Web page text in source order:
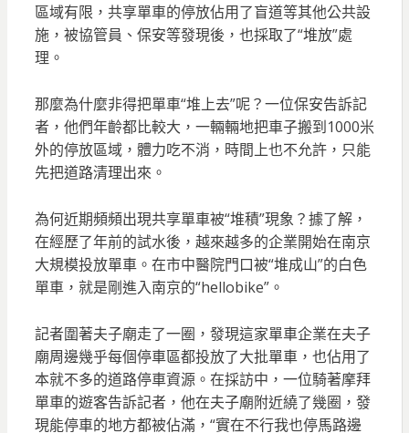
區域有限，共享單車的停放佔用了盲道等其他公共設
施，被協管員、保安等發現後，也採取了“堆放”處
理。
那麼為什麼非得把單車“堆上去”呢？一位保安告訴記
者，他們年齡都比較大，一輛輛地把車子搬到1000米
外的停放區域，體力吃不消，時間上也不允許，只能
先把道路清理出來。
為何近期頻頻出現共享單車被“堆積”現象？據了解，
在經歷了年前的試水後，越來越多的企業開始在南京
大規模投放單車。在市中醫院門口被“堆成山”的白色
單車，就是剛進入南京的“hellobike”。
記者圍著夫子廟走了一圈，發現這家單車企業在夫子
廟周邊幾乎每個停車區都投放了大批單車，也佔用了
本就不多的道路停車資源。在採訪中，一位騎著摩拜
單車的遊客告訴記者，他在夫子廟附近繞了幾圈，發
現能停車的地方都被佔滿，“實在不行我也停馬路邊